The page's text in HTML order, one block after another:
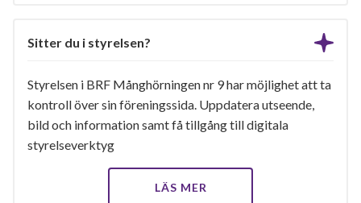
Sitter du i styrelsen?
Styrelsen i BRF Månghörningen nr 9 har möjlighet att ta
kontroll över sin föreningssida. Uppdatera utseende,
bild och information samt få tillgång till digitala
styrelseverktyg
LÄS MER